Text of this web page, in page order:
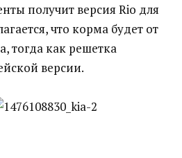
получит версия Rio для
что корма будет от
тогда как решетка
версии.